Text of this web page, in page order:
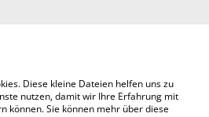
Impressum
Diese kleine Dateien helfen uns zu
nutzen, damit wir Ihre Erfahrung mit
können. Sie können mehr über diese